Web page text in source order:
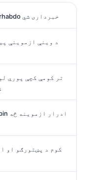
کله چې د WOD وروسته درد د rhabdo خبرداری شي
کوم د پښتورګو او